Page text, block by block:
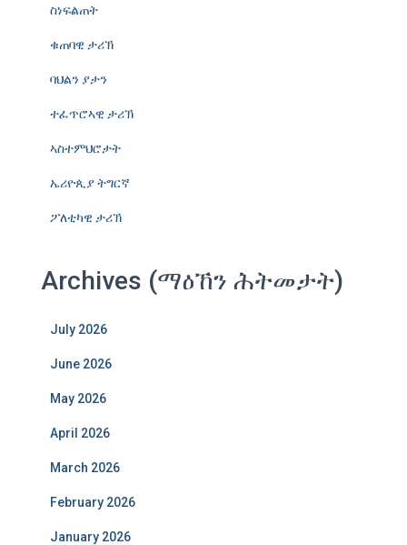
ስነፍልጠት
ቁጠባዊ ታሪኽ
ባህልን ያታን
ተፈጥሮኣዊ ታሪኽ
ኣስተምህሮታት
ኤሪዮጲያ ትግርኛ
ፖለቲካዊ ታሪኽ
Archives (ማዕኸን ሕትመታት)
July 2026
June 2026
May 2026
April 2026
March 2026
February 2026
January 2026